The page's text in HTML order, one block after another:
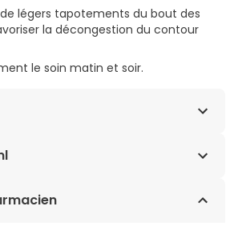
légers tapotements du bout des
la décongestion du contour
le soin matin et soir.
WATER, SQUALANE, GLYCERIN,
ALCOHOL, BEHENYL ALCOHOL,